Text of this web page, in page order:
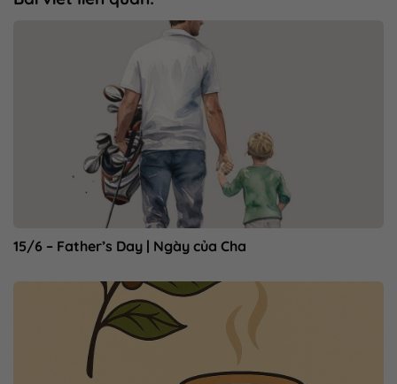
15/6 – Father’s Day | Ngày của Cha